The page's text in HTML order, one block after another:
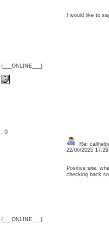
{___ONLINE___}
I would like to
: 0
{___ONLINE___}
Re:
22/06/2025
Positive site,
checking back